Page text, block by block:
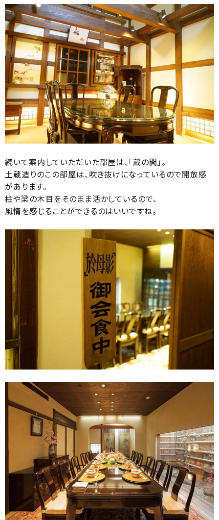
続いて案内していただいた部屋は、「蔵の間」。
土蔵造りのこの部屋は、吹き抜けになっているので開放感
があります。
柱や梁の木目をそのまま活かしているので、
風情を感じることができるのはいいですね。